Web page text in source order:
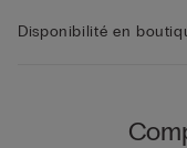
Disponibilité en